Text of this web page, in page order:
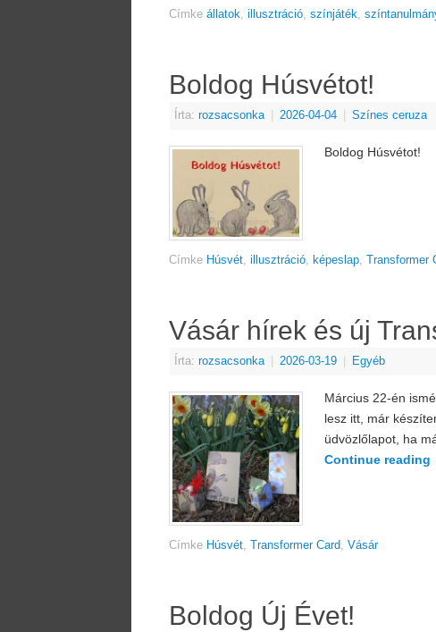
Címke állatok, illusztráció, színjáték,
Boldog Húsvétot!
Írta: rozsacsonka 2026-04-04 Színes ceruza
Boldog Húsvétot!
Címke Húsvét illusztráció képeslap Transformer
Vásár hírek és új
Írta: rozsacsonka 2026-03-19 Egyéb
Március 22-én
lesz itt, már
üdvözlőlapot, ha
Continue reading
Címke Húsvét Transformer Card Vásár
Boldog Új Évet!